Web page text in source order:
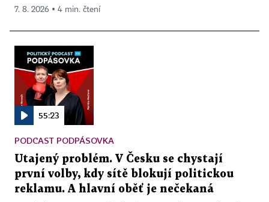
7. 8. 2026 ▪ 4 min. čtení
55:23
PODCAST PODPÁSOVKA
Utajený problém. V Česku se chystají
první volby, kdy sítě blokují politickou
reklamu. A hlavní oběť je nečekaná